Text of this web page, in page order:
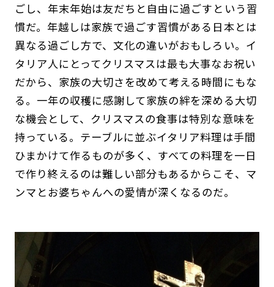
ごし、年末年始は友だちと自由に過ごすという習
慣だ。年越しは家族で過ごす習慣がある日本とは
異なる過ごし方で、文化の違いがおもしろい。イ
タリア人にとってクリスマスは最も大事なお祝い
だから、家族の大切さを改めて考える時間にもな
る。一年の収穫に感謝して家族の絆を深める大切
な機会として、クリスマスの食事は特別な意味を
持っている。テーブルに並ぶイタリア料理は手間
ひまかけて作るものが多く、すべての料理を一日
で作り終えるのは難しい部分もあるからこそ、マ
ンマとお婆ちゃんへの愛情が深くなるのだ。